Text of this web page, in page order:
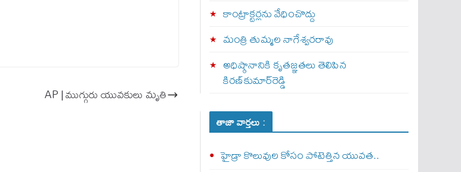
AP | ముగ్గురు యువకులు మృతి
కాంట్రాక్టర్లను వేధించొద్దు
మంత్రి తుమ్మల నాగేశ్వరరావు
అధిష్ఠానానికి కృతజ్ఞతలు తెలిపిన
కిరణ్‌కుమార్‌రెడ్డి
తాజా వార్తలు :
హైడ్రా కొలువుల కోసం పోటెత్తిన యువత..